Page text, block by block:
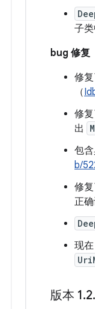
子
bug 修复
修
（
修
出
包
b/
修
正
现
版本 1.2.